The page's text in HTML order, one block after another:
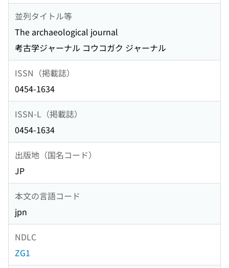
並列タイトル等
The archaeological journal
考古学ジャーナル コウコガク ジャーナル
ISSN（掲載誌）
0454-1634
ISSN-L（掲載誌）
0454-1634
出版地（国名コード）
JP
本文の言語コード
jpn
NDLC
ZG1